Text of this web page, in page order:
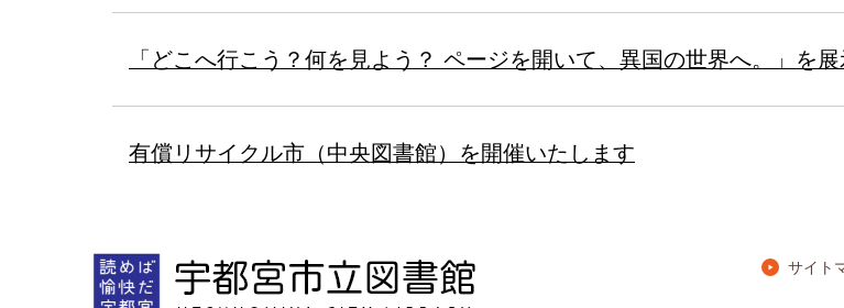
「どこへ行こう？何を見よう？ ページを開いて、異国の世界へ。」を展
有償リサイクル市（中央図書館）を開催いたします
サイト